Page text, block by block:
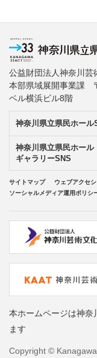
公益財団法人神奈川芸
本部県域展開事業課
ベル横浜ビル8階
神奈川県立県民ホール
神奈川県立県民ホール
ギャラリーSNS
サイトマップ ウェブアクセ
ソーシャルメディア運用ポリシ
本ホームページは神奈
ます
Copyright ©